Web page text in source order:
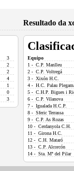
Resultado da
3
2
2
4
1
0
3
Equipo
1 - C.P. Manlleu
2 - C.P. Voltregá
3 - Xixón H.C.
4 - H.C. Palau
5 - C.H.P. Bigues i
6 - C.P. Vilanova
7 - Igualada H.C.P.
8 - Sferic Terrassa
9 - C.P. As Rozas
10 - Cerdanyola C.H.
11 - Girona H.C.
12 - C.H. Mataró
13 - C.P. Alcorcón
14 - Sta. Mª del Pilar